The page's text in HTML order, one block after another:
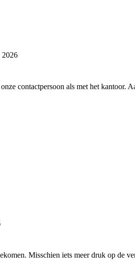
2026
contactpersoon als met het kantoor.
Misschien iets meer druk op de